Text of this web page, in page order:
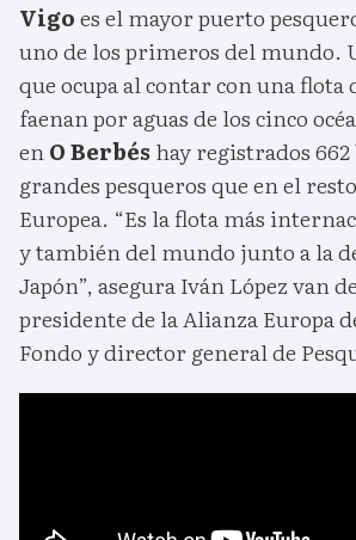
Vigoes el mayor puerto
uno de los primeros del mundo.
que ocupa al contar con una flota
faenan por aguas de los cinco
enO Berbés hay registrados 662
grandes pesqueros que en el
Europea. “Es la flota más
y también del mundo junto a la
Japón”, asegura Iván López van
presidente de la Alianza Europa
Fondo y director general de